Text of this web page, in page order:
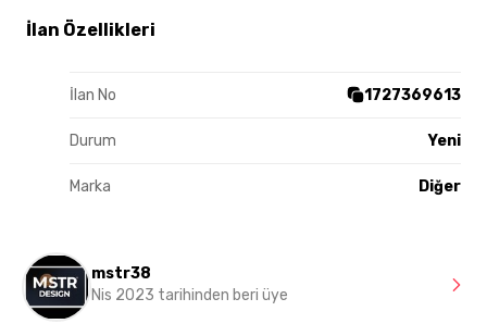
İlan Özellikleri
İlan No 1727369613
Durum Yeni
Marka Diğer
mstr38
Nis 2023 tarihinden beri üye